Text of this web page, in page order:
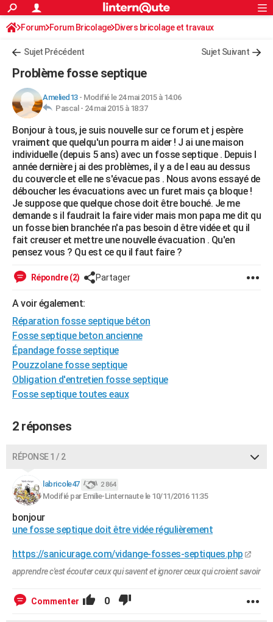
ACTUALITÉS
Politique
Société
Faits Divers
Education
Monde
Villes
+
FINANCE
Retraite
Impôts
Epargne
Immobilier
Risques naturels par ville
Banque
Assurance
Crédit
AUTO
Essais
Réserver un essai
Citadines
Berlines
SUV
Forum auto
+HIGH-TECH
Mobiles
Meilleur smartphone
Internet
Ordinateurs
Jeux vidéo
Guide high-tech
+BRICOLAGE
Forum
Aménagement intérieur
Extérieur
Cuisine
Salle de bains
Jardinage
Rangement
WEEK-END
Guides de France
Escapades
Patrimoine
Expositions
Musées
Week-end nature
LIFESTYLE
Art de vivre
Bien-être
Loisirs
Mode
Modes de vie
SANTE
Alimentation
Guide de la santé
Maladies
Médicaments
Sommeil
Destinations
City break
Voyage nature
Voyage de noces
Forum
Climat
BONS PLANS
CARTE DE VOEUX
Carte de Noël
Carte Bonne année
Carte Saint-Valentin
Carte Pâques
Carte d'anniversaire
DICTIONNAIRE
COPAINS D'AVANT
S'inscrire
Se connecter
Lycées
Collèges
Primaires
Universités
Entreprises
Service militaire
Avis de recherche
AVIS DE DÉCÈS
FORUM
Bricolage
Lifestyle
Culture
Sport
Auto
Television
Voyage
Cinema
Rechercher
S'inscrire
Connexion
Forum Forum Bricolage Divers bricolage et travaux
Sujet Précédent Sujet Suivant
Problème fosse septique
Amelied13- Modifié le 24 mai 2015 à 14:06
Pascal - 24 mai 2015 à 18:37
Bonjour à tous, je suis nouvelle sur ce forum et j espère
vraiment que quelqu'un pourra m aider ! J ai une maison
individuelle (depuis 5 ans) avec un fosse septique . Depuis l
année dernière j ai des problèmes, il y a de l eau au dessus
du couvercle et elle ne s'évacue pas . Nous avons essayé de
déboucher les évacuations avec un furet mais ça bloque !
Je suppose que quelque chose doit être bouché. Je me
demande s il faudrait la faire vider mais mon papa me dit qu
un fosse bien branchée n'a pas besoin d être vidée et qu il
fait creuser et mettre une nouvelle évacuation . Qu'en
pensez vous ? Qu est ce qu il faut faire ?
Répondre (2) Partager
A voir également:
Réparation fosse septique béton
Fosse septique beton ancienne
Épandage fosse septique
Pouzzolane fosse septique
Obligation d'entretien fosse septique
Fosse septique toutes eaux
2 réponses
RÉPONSE 1 / 2
labricole47 2 864
Modifié par Emilie-Linternaute le 10/11/2016 11:35
bonjour
une fosse septique doit être vidée régulièrement
https://sanicurage.com/vidange-fosses-septiques.php
apprendre c'est écouter ceux qui savent et ignorer ceux qui croient savoir
Commenter 0